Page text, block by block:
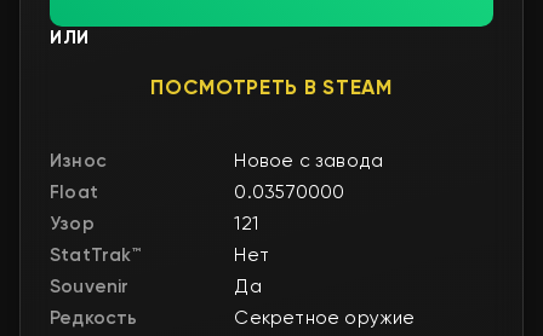
ИЛИ
ПОСМОТРЕТЬ В STEAM
Износ
Новое с завода
Float
0.03570000
Узор
121
StatTrak™
Нет
Souvenir
Да
Редкость
Секретное оружие